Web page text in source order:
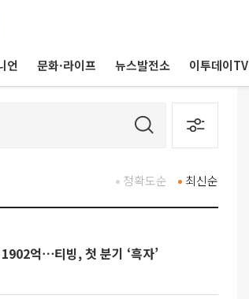
언 문화·라이프 뉴스발전소 이투데이TV
최신순
정확도순
억⋯티빙, 첫 분기 ‘흑자’